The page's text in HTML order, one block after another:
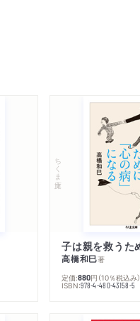
ちくま文庫
高橋和巳著
定価:880円 （10％税込み）
ISBN:978-4-480-43158-5